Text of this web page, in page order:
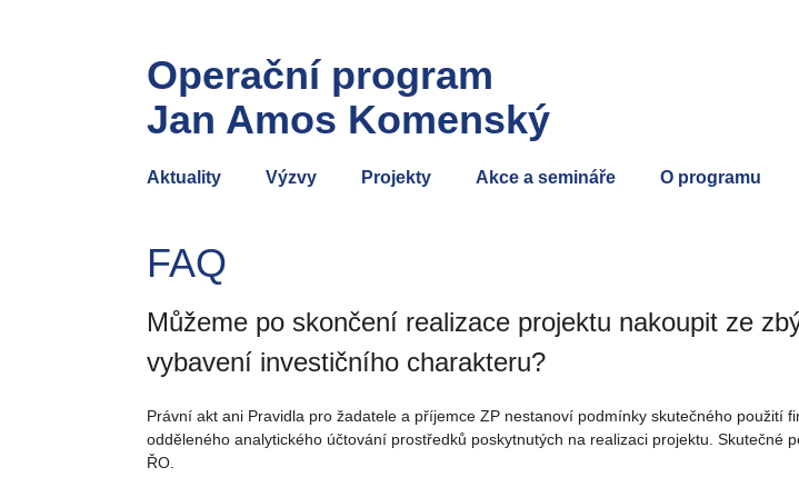
Operační program
Jan Amos Komenský
Aktuality Výzvy Projekty Akce a semináře O programu
FAQ
Můžeme po skončení realizace projektu nakoupit ze
vybavení investičního charakteru?
Právní akt ani Pravidla pro žadatele a příjemce ZP nestanoví podmínky skutečného použití
odděleného analytického účtování prostředků poskytnutých na realizaci projektu.
ŘO.